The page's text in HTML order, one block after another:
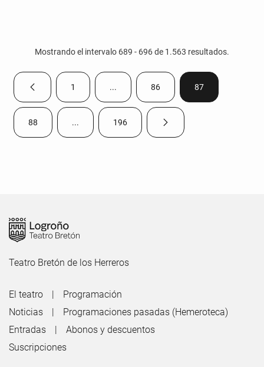
Mostrando el intervalo 689 - 696 de 1.563 resultados.
Página anteriorPágina
1 ...Páginas intermedias Use TAB para
Página
86 Página
87
Página
88 ...Páginas intermedias Use TAB para desplazarse.
Página
196 Página siguiente
Teatro Bretón de los Herreros
El teatro
Programación
Noticias
Programaciones pasadas (Hemeroteca)
Entradas
Abonos y descuentos
Suscripciones